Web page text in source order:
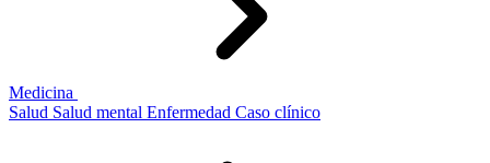
Medicina
Salud Salud mental Enfermedad Caso clínico